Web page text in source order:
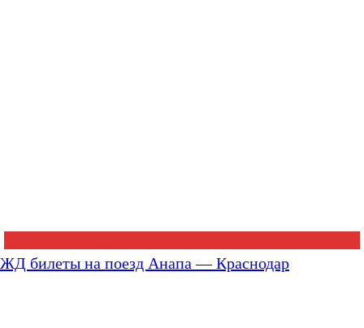
ЖД билеты на поезд Анапа — Краснодар